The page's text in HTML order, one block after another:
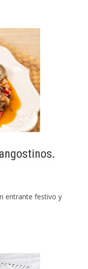
entrante festivo y